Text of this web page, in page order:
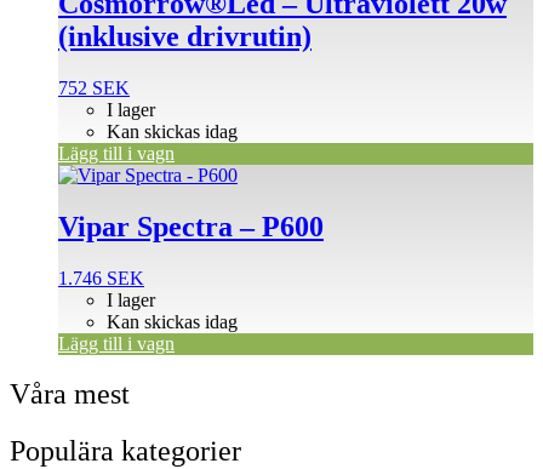
(inklusive drivrutin)
752 SEK
I lager
Kan skickas idag
Lägg till i vagn
Vipar Spectra – P600
1.746 SEK
I lager
Kan skickas idag
Lägg till i vagn
Våra mest
Populära kategorier